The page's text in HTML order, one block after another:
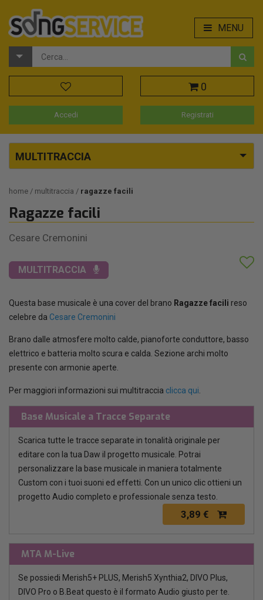
MENU
0
Accedi Registrati
MULTITRACCIA
home multitraccia ragazze facili
Ragazze facili
Cesare Cremonini
MULTITRACCIA
Questa base musicale è una cover del brano Ragazze facili reso
celebre da Cesare Cremonini
Brano dalle atmosfere molto calde, pianoforte conduttore, basso
elettrico e batteria molto scura e calda. Sezione archi molto
presente con armonie aperte.
Per maggiori informazioni sui multitraccia clicca qui
Base Musicale a Tracce Separate
Scarica tutte le tracce separate in tonalità originale per
editare con la tua Daw il progetto musicale. Potrai
personalizzare la base musicale in maniera totalmente
Custom con i tuoi suoni ed effetti. Con un unico clic ottieni un
progetto Audio completo e professionale senza testo.
3,89 €
MTA M-Live
Se possiedi Merish5+ PLUS, Merish5 Xynthia2, DIVO Plus,
DIVO Pro o B.Beat questo è il formato Audio giusto per te.